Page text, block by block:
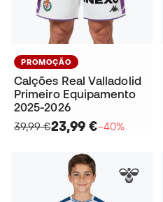
PROMOÇÃO
Calções Real Valladolid
Primeiro Equipamento
2025-2026
39,99 €23,99 €−40%